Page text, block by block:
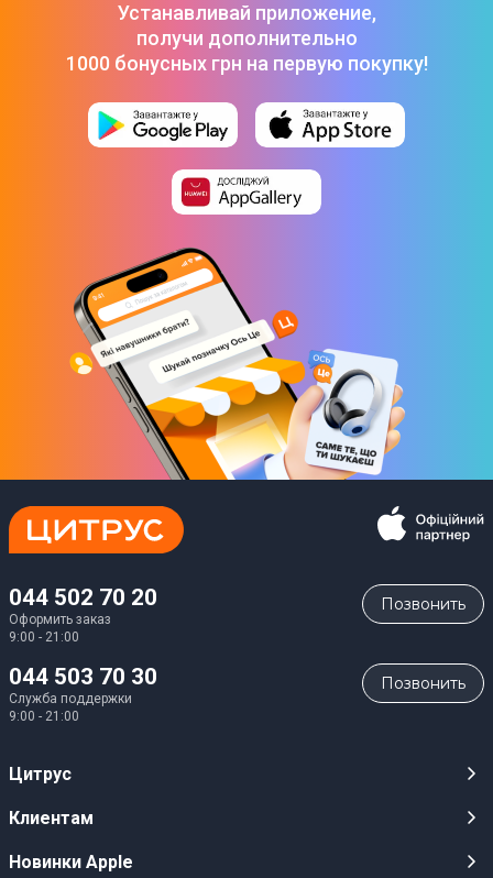
Устанавливай приложение,
получи дополнительно
1000 бонусных грн на первую покупку!
044 502 70 20
Оформить заказ
9:00 - 21:00
Позвонить
044 503 70 30
Служба поддержки
9:00 - 21:00
Позвонить
Цитрус
Карьера
Клиентам
Публичные оферты
Новинки Apple